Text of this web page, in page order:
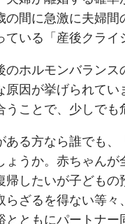
間に急激に夫婦
いる「産後クライ
のホルモンバラン
因が挙げられて
ことで、少しでも
る方なら誰でも
ょうか。赤ちゃん
帰したいが子ども
ざるを得ない等
ともにパートナ